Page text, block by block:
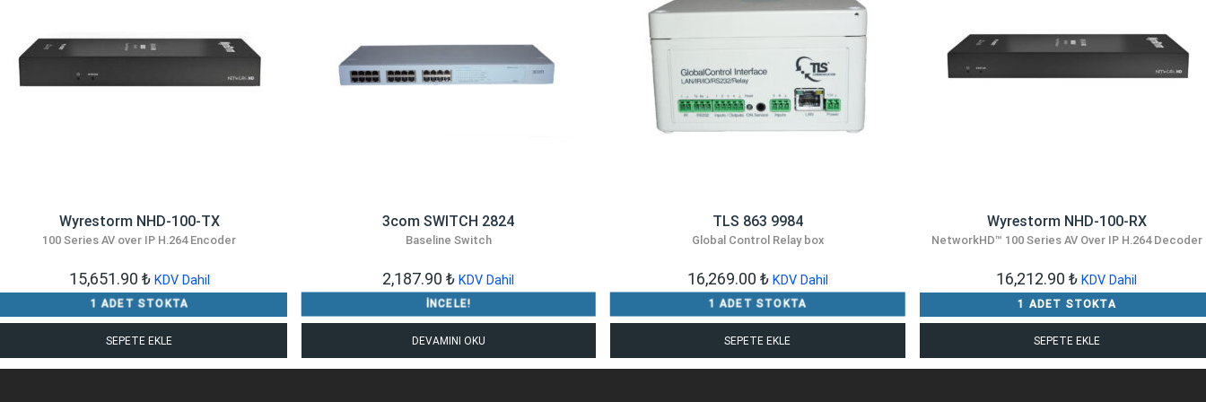
Wyrestorm NHD-100-TX
100 Series AV over IP H.264 Encoder
15,651.90 ₺ KDV Dahil
1 ADET STOKTA
SEPETE EKLE
3com SWITCH 2824
Baseline Switch
2,187.90₺ KDV Dahil
İNCELE!
DEVAMINI OKU
TLS 863 9984
Global Control Relay box
16,269.00 ₺ KDV Dahil
1 ADET STOKTA
SEPETE EKLE
Wyrestorm NHD-100-RX
NetworkHD™ 100 Series AV Over IP H.264 Decoder
16,212.90₺ KDV Dahil
1 ADET STOKTA
SEPETE EKLE